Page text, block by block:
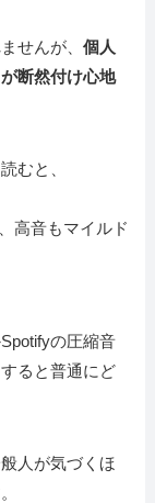
せんが、個人
断然付け心地
むと、
高音もマイルド
の圧縮音
ると普通にど
人が気づくほ